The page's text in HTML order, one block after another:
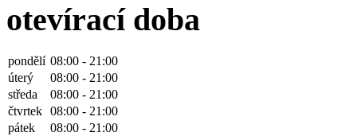
otevírací doba
pondělí 08:00 - 21:00
úterý
08:00 - 21:00
středa
08:00 - 21:00
čtvrtek 08:00 - 21:00
pátek
08:00 - 21:00